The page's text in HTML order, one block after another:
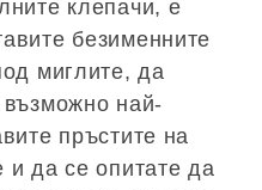
клепачи, е
безименните
миглите, да
възможно най-
пръстите на
и да се опитате да